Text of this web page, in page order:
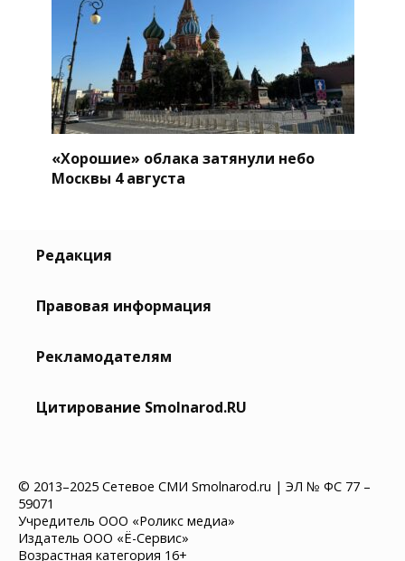
«Хорошие» облака затянули небо
Москвы 4 августа
Редакция
Правовая информация
Рекламодателям
Цитирование Smolnarod.RU
© 2013–2025 Сетевое СМИ Smolnarod.ru | ЭЛ № ФС 77 –
59071
Учредитель ООО «Роликс медиа»
Издатель ООО «Ё-Сервис»
Возрастная категория 16+